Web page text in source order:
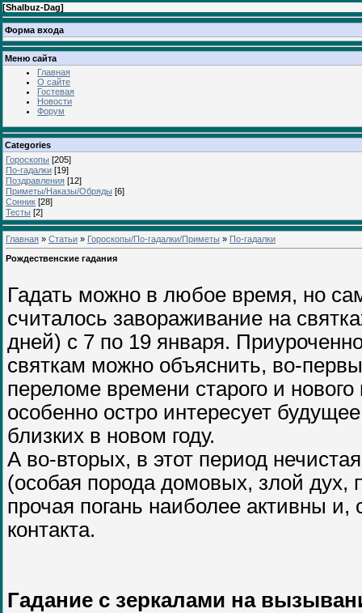
[Shalbuz-Dag]
Форма входа
Меню сайта
Главная
О сайте
Гостевая
Новости
Форум
Categories
Гороскопы [205]
По-гадалки [19]
Поздравления [12]
Приметы/Наказы/Обряды [6]
Сонник [28]
Тесты [2]
Главная » Статьи » Гороскопы/По-гадалки/Приметы » По-гадалки
Рождественские гадания
Гадать можно в любое время, но
считалось завораживание на
дней) с 7 по 19 января.
святкам можно объяснить, во-
переломе времени старого и нового
особенно остро интересует
близких в новом году.
А во-вторых, в этот период
(особая порода домовых, злой
прочая погань наиболее активны
контакта.
Гадание с зеркалами на